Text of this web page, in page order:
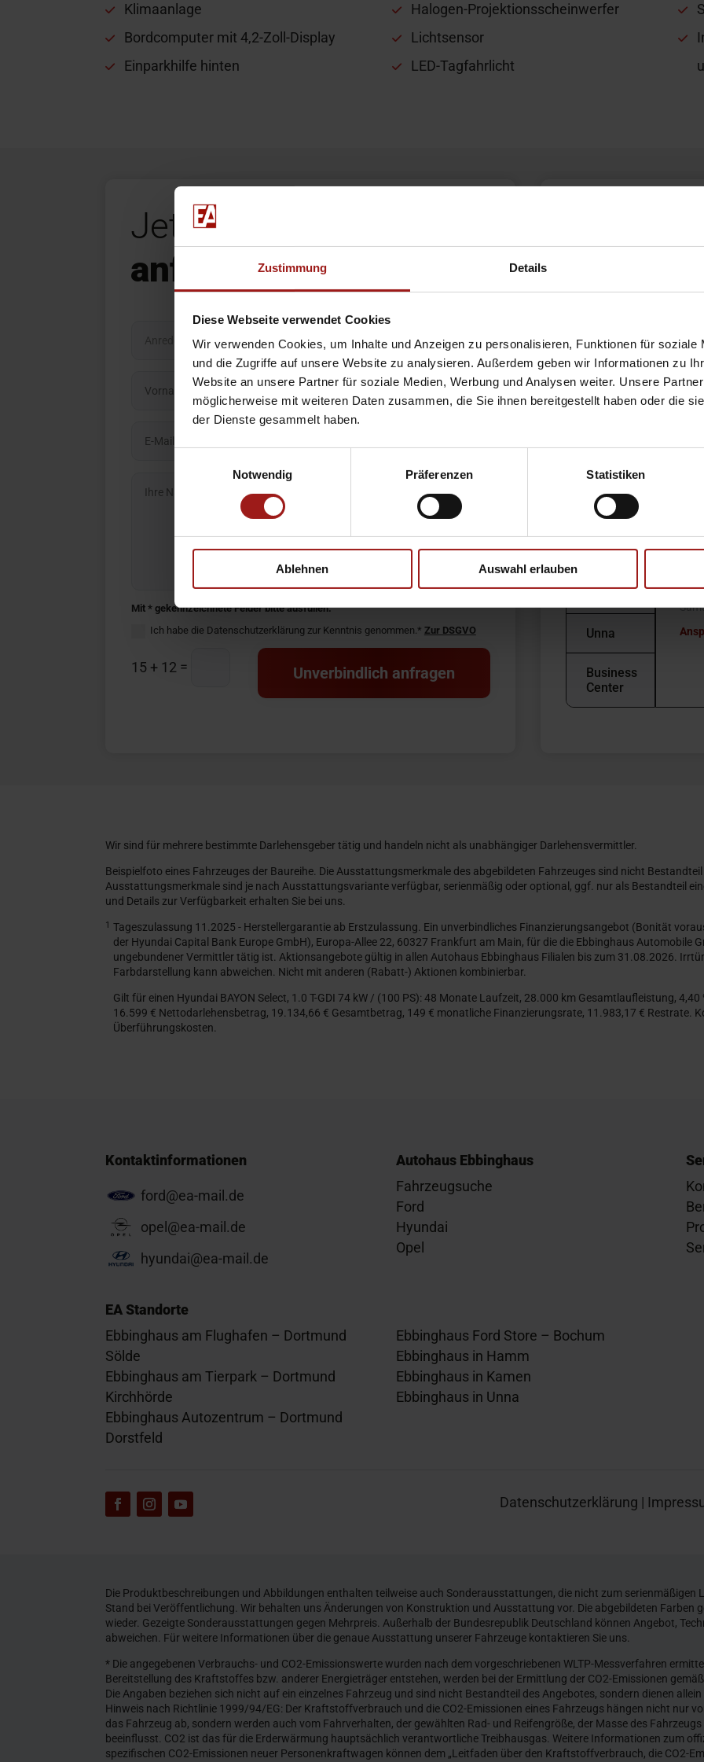
Zustimmung Details
Diese Webseite verwendet Cookies
Wir verwenden Cookies, um Inhalte und Anzeigen zu personalisieren, Funktionen für soziale
und die Zugriffe auf unsere Website zu analysieren. Außerdem geben wir Informationen zu
Website an unsere Partner für soziale Medien, Werbung und Analysen weiter. Unsere
möglicherweise mit weiteren Daten zusammen, die Sie ihnen bereitgestellt haben oder die
der Dienste gesammelt haben.
Notwendig
Präferenzen Statistiken
Ablehnen Auswahl erlauben
Klimaanlage
Bordcomputer mit 4,2-Zoll-Display
Einparkhilfe hinten
Halogen-Projektionsscheinwerfer
Lichtsensor
LED-Tagfahrlicht
Jetzt Unverbindlich
anfragen
Mit * gekennzeichnete Felder bitte ausfüllen.
Ich habe die Datenschutzerklärung zur Kenntnis genommen.* Zur DSGVO
15 + 12 = Unverbindlich anfragen
Bochum
Dorstfeld
DO-
DO-
Kirchhörde
Hamm
Kamen
Unna
Business
Center
Wir sind für mehrere bestimmte Darlehensgeber tätig und handeln nicht als unabhängiger Darlehensvermittler.
Beispielfoto eines Fahrzeuges der Baureihe. Die Ausstattungsmerkmale des abgebildeten Fahrzeuges sind nicht
Ausstattungsmerkmale sind je nach Ausstattungsvariante verfügbar, serienmäßig oder optional, ggf. nur als Bestandteil
und Details zur Verfügbarkeit erhalten Sie bei uns.
1 Tageszulassung 11.2025 - Herstellergarantie ab Erstzulassung. Ein unverbindliches Finanzierungsangebot (Bonität
der Hyundai Capital Bank Europe GmbH), Europa-Allee 22, 60327 Frankfurt am Main, für die die Ebbinghaus Automobile
ungebundener Vermittler tätig ist. Aktionsangebote gültig in allen Autohaus Ebbinghaus Filialen bis zum 31.08.2026.
Farbdarstellung kann abweichen. Nicht mit anderen (Rabatt-) Aktionen kombinierbar.
Gilt für einen Hyundai BAYON Select, 1.0 T-GDI 74 kW / (100 PS): 48 Monate Laufzeit, 28.000 km Gesamtlaufleistung,
16.599 € Nettodarlehensbetrag, 19.134,66 € Gesamtbetrag, 149 € monatliche Finanzierungsrate, 11.983,17 € Restrate.
Überführungskosten.
Kontaktinformationen
ford@ea-mail.de
opel@ea-mail.de
hyundai@ea-mail.de
Autohaus Ebbinghaus
Fahrzeugsuche
Ford
Hyundai
Opel
EA Standorte
Ebbinghaus am Flughafen – Dortmund
Sölde
Ebbinghaus am Tierpark – Dortmund
Kirchhörde
Ebbinghaus Autozentrum – Dortmund
Dorstfeld
Ebbinghaus Ford Store – Bochum
Ebbinghaus in Hamm
Ebbinghaus in Kamen
Ebbinghaus in Unna
Datenschutzerklärung |
Die Produktbeschreibungen und Abbildungen enthalten teilweise auch Sonderausstattungen, die nicht zum
Stand bei Veröffentlichung. Wir behalten uns Änderungen von Konstruktion und Ausstattung vor. Die abgebildeten Farben
wieder. Gezeigte Sonderausstattungen gegen Mehrpreis. Außerhalb der Bundesrepublik Deutschland können Angebot,
abweichen. Für weitere Informationen über die genaue Ausstattung unserer Fahrzeuge kontaktieren Sie uns.
* Die angegebenen Verbrauchs- und CO2-Emissionswerte wurden nach dem vorgeschriebenen WLTP-Messverfahren
Bereitstellung des Kraftstoffes bzw. anderer Energieträger entstehen, werden bei der Ermittlung der CO2-Emissionen
Die Angaben beziehen sich nicht auf ein einzelnes Fahrzeug und sind nicht Bestandteil des Angebotes, sondern dienen
Hinweis nach Richtlinie 1999/94/EG: Der Kraftstoffverbrauch und die CO2-Emissionen eines Fahrzeugs hängen nicht nur
das Fahrzeug ab, sondern werden auch vom Fahrverhalten, der gewählten Rad- und Reifengröße, der Masse des
beeinflusst. CO2 ist das für die Erderwärmung hauptsächlich verantwortliche Treibhausgas. Weitere Informationen zum
spezifischen CO2-Emissionen neuer Personenkraftwagen können dem „Leitfaden über den Kraftstoffverbrauch, die CO2-